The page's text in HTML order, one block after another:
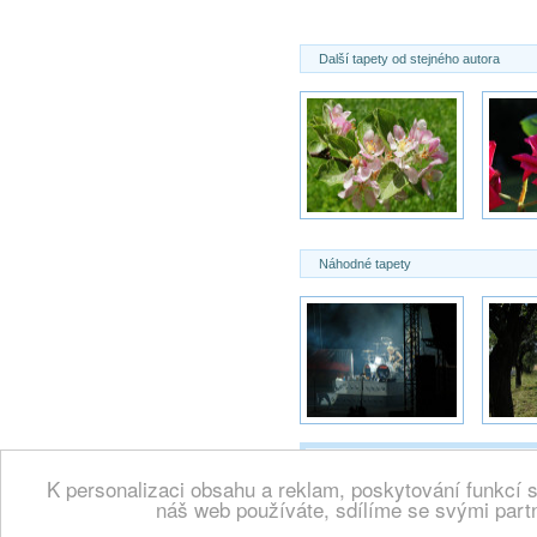
K personalizaci obsahu a reklam, poskytování
náš web používáte, sdílíme se svými
Další tapety od stejného autora
Náhodné tapety
Copyright 2000 -Wallpaper.cz,